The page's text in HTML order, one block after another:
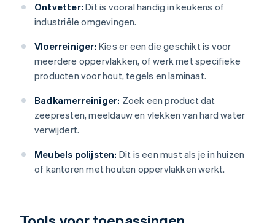
Ontvetter: Dit is vooral handig in keukens of
industriële omgevingen.
Vloerreiniger: Kies er een die geschikt is voor
meerdere oppervlakken, of werk met specifieke
producten voor hout, tegels en laminaat.
Badkamerreiniger: Zoek een product dat
zeepresten, meeldauw en vlekken van hard water
verwijdert.
Meubels polijsten: Dit is een must als je in huizen
of kantoren met houten oppervlakken werkt.